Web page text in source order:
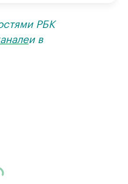
РБК
и в